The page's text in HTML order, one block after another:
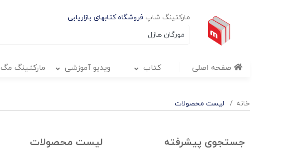
مارکتینگ شاپ فروشگاه کتابهای بازاریابی
صفحه اصلی کتاب ویدیو آموزشی مارکتینگ مگ
خانه لیست محصولات
جستجوی پیشرفته لیست محصولات